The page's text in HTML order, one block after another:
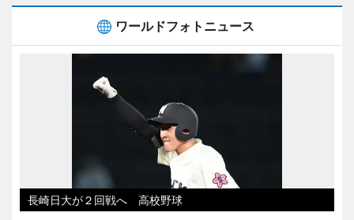
ワールドフォトニュース
長崎日大が２回戦へ 高校野球